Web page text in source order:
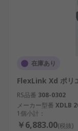
在庫あり
FlexLink Xd ポリ
RS品番 308-0302
メーカー型番 XDLB
1個小計：
￥6,883.00(税抜)